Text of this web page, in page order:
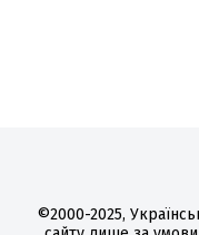
©2000-2025,